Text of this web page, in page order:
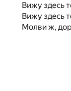
Вижу здесь
Вижу здесь
Молви ж,